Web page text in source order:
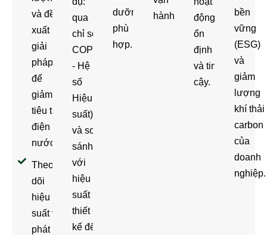
và đề
xuất
giải
pháp
để
giảm
tiêu thụ
điện và
nước.
Theo
dõi
hiệu
suất và
phát
qua
chỉ số
COP
- Hệ
số
Hiệu
suất)
và so
sánh
với
hiệu
suất
thiết
kế để
dưỡng
phù
hợp.
hành.
động
ổn
định
và tin
cậy.
bền
vững
(ESG)
và
giảm
lượng
khí thải
carbon
của
doanh
nghiệp.